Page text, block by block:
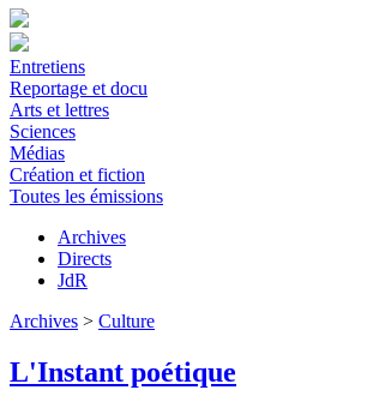
Entretiens
Reportage et docu
Arts et lettres
Sciences
Médias
Création et fiction
Toutes les émissions
Archives
Directs
JdR
Archives > Culture
L'Instant poétique